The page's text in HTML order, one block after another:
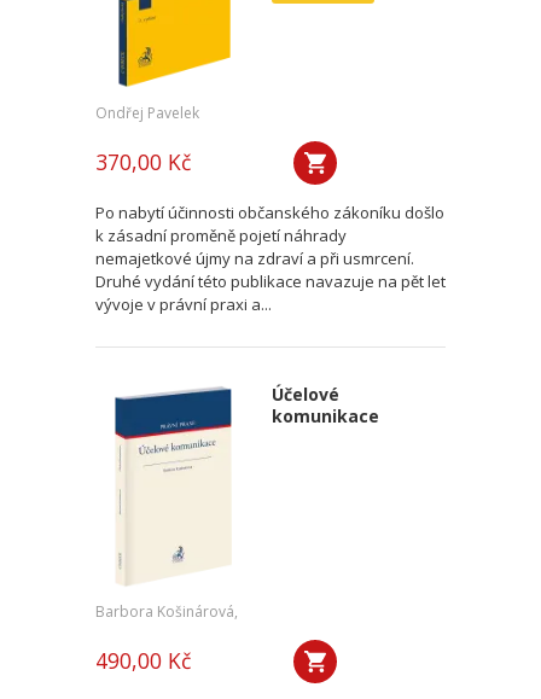
Ondřej Pavelek
370,00 Kč
Po nabytí účinnosti občanského zákoníku došlo
k zásadní proměně pojetí náhrady
nemajetkové újmy na zdraví a při usmrcení.
Druhé vydání této publikace navazuje na pět let
vývoje v právní praxi a...
Účelové
komunikace
Barbora Košinárová,
490,00 Kč